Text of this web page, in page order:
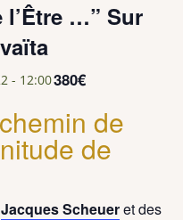
l’Être …” Sur
- 12:00380€
de
de
Jacques Scheueret des